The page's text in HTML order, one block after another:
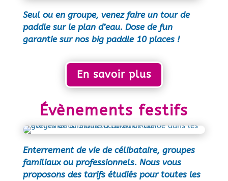
Seul ou en groupe, venez faire un tour de
paddle sur le plan d’eau. Dose de fun
garantie sur nos big paddle 10 places !
En savoir plus
Évènements festifs
Enterrement de vie de célibataire, groupes
familiaux ou professionnels. Nous vous
proposons des tarifs étudiés pour toutes les